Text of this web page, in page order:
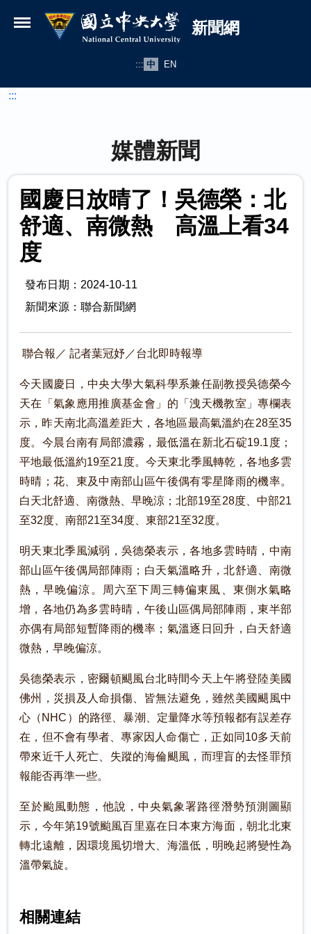
國立中央大學新聞網
新聞網
::: 中 EN
:::
媒體新聞
國慶日放晴了！吳德榮：北
舒適、南微熱 高溫上看34
度
發布日期：2024-10-11
新聞來源：聯合新聞網
聯合報／ 記者葉冠妤／台北即時報導
今天國慶日，中央大學大氣科學系兼任副教授吳德榮今
天在「氣象應用推廣基金會」的「洩天機教室」專欄表
示，昨天南北高溫差距大，各地區最高氣溫約在28至35
度。今晨台南有局部濃霧，最低溫在新北石碇19.1度；
平地最低溫約19至21度。今天東北季風轉乾，各地多雲
時晴；花、東及中南部山區午後偶有零星降雨的機率。
白天北舒適、南微熱、早晚涼；北部19至28度、中部21
至32度、南部21至34度、東部21至32度。
明天東北季風減弱，吳德榮表示，各地多雲時晴，中南
部山區午後偶局部陣雨；白天氣溫略升，北舒適、南微
熱，早晚偏涼。周六至下周三轉偏東風、東側水氣略
增，各地仍為多雲時晴，午後山區偶局部陣雨，東半部
亦偶有局部短暫降雨的機率；氣溫逐日回升，白天舒適
微熱，早晚偏涼。
吳德榮表示，密爾頓颶風台北時間今天上午將登陸美國
佛州，災損及人命損傷、皆無法避免，雖然美國颶風中
心（NHC）的路徑、暴潮、定量降水等預報都有誤差存
在，但不會有學者、專家因人命傷亡，正如同10多天前
帶來近千人死亡、失蹤的海倫颶風，而理盲的去怪罪預
報能否再準一些。
至於颱風動態，他說，中央氣象署路徑潛勢預測圖顯
示，今年第19號颱風百里嘉在日本東方海面，朝北北東
轉北遠離，因環境風切增大、海溫低，明晚起將變性為
溫帶氣旋。
相關連結